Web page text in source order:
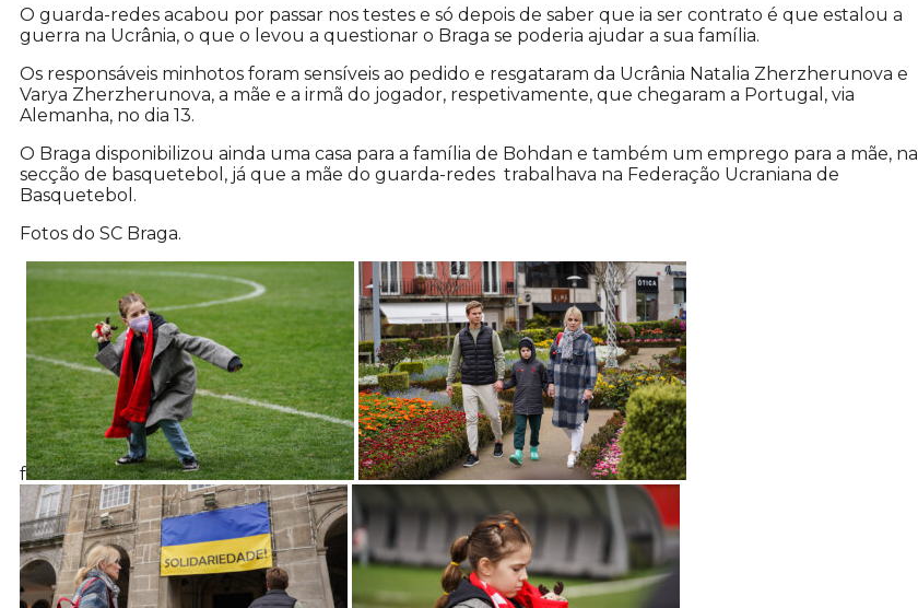
O guarda-redes acabou por passar nos testes e só depois de saber que ia ser contrato é que estalou a
guerra na Ucrânia, o que o levou a questionar o Braga se poderia ajudar a sua família.
Os responsáveis minhotos foram sensíveis ao pedido e resgataram da Ucrânia Natalia Zherzherunova e
Varya Zherzherunova, a mãe e a irmã do jogador, respetivamente, que chegaram a Portugal, via
Alemanha, no dia 13.
O Braga disponibilizou ainda uma casa para a família de Bohdan e também um emprego para a mãe, na
secção de basquetebol, já que a mãe do guarda-redes trabalhava na Federação Ucraniana de
Basquetebol.
Fotos do SC Braga.
f